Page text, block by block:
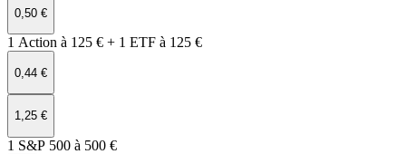
0,50 €
1 Action à 125 € + 1 ETF à 125 €
0,44 €
1,25 €
1 S&P 500 à 500 €